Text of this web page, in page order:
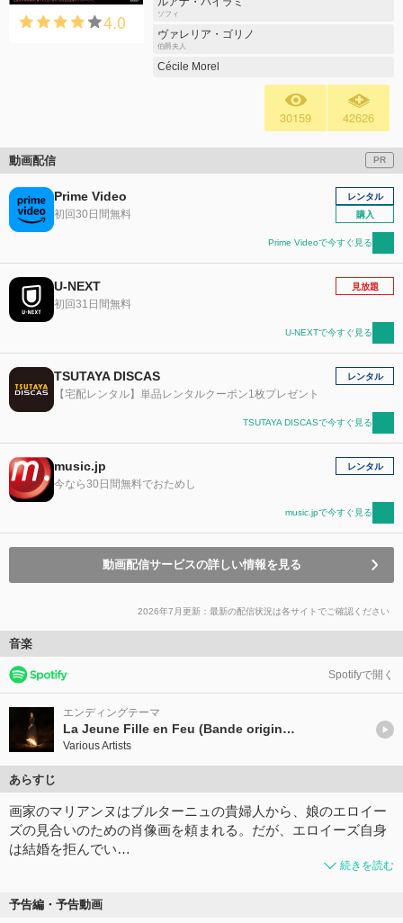
4.0 ソフィ
ヴァレリア・ゴリノ
伯爵夫人
Cécile Morel
30159 42626
動画配信 PR
Prime Video
初回30日間無料
レンタル
購入
Prime Videoで今すぐ見る
U-NEXT
初回31日間無料
見放題
U-NEXTで今すぐ見る
TSUTAYA DISCAS
【宅配レンタル】単品レンタルクーポン1枚プレゼント
レンタル
TSUTAYA DISCASで今すぐ見る
music.jp
今なら30日間無料でおためし
レンタル
music.jpで今すぐ見る
動画配信サービスの詳しい情報を見る
2026年7月更新：最新の配信状況は各サイトでご確認ください
音楽
Spotifyで開く
エンディングテーマ
La Jeune Fille en Feu (Bande originale du film)
Various Artists
あらすじ
画家のマリアンヌはブルターニュの貴婦人から、娘のエロイー
ズの見合いのための肖像画を頼まれる。だが、エロイーズ自身
は結婚を拒んでい…
続きを読む
予告編・予告動画